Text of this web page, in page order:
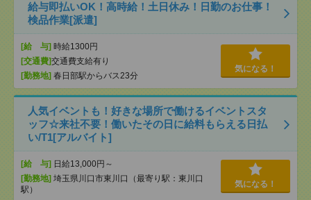
給与即払いOK！高時給！土日休み！日勤のお仕事！
検品作業[派遣]
[給 与] 時給1300円
[交通費]交通費支給有り
[勤務地] 春日部駅からバス23分
気になる！
人気イベントも！好きな場所で働けるイベントスタ
ッフ☆来社不要！働いたその日に給料もらえる日払
い/T1[アルバイト]
[給 与] 日給13,000円～
[勤務地] 埼玉県川口市東川口（最寄り駅：東川口
駅）
気になる！